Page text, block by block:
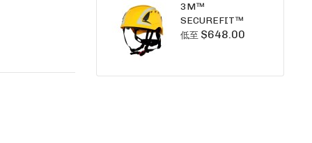
系列
3M™
SECUREFIT™
X5000系列 透氣安
低至 $648.00